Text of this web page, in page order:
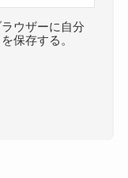
ウザーに自分
保存する。